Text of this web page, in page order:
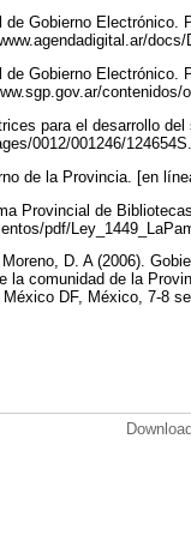
de Gobierno
de Gobierno
para el desarrollo
0012/001246/
de la Provincia. [en
Provincial de
pdf/
D. A (2006).
la comunidad de la
DF, México, 7-8